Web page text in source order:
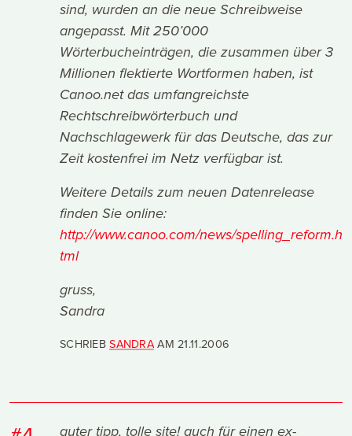
sind, wurden an die neue Schreibweise
angepasst. Mit 250’000
Wörterbucheinträgen, die zusammen über 3
Millionen flektierte Wortformen haben, ist
Canoo.net das umfangreichste
Rechtschreibwörterbuch und
Nachschlagewerk für das Deutsche, das zur
Zeit kostenfrei im Netz verfügbar ist.
Weitere Details zum neuen Datenrelease
finden Sie online:
http://www.canoo.com/news/spelling_reform.h
tml
gruss,
Sandra
SCHRIEBSANDRAAM21.11.2006
guter tipp, tolle site! auch für einen ex-